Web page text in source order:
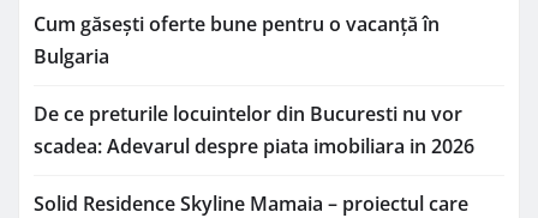
Cum găsești oferte bune pentru o vacanță în
Bulgaria
De ce preturile locuintelor din Bucuresti nu vor
scadea: Adevarul despre piata imobiliara in 2026
Solid Residence Skyline Mamaia – proiectul care